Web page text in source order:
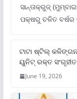
ସାନ୍ତାକ୍ରୁଜ୍
ପକ୍ଷରୁ ଚଳିତ ବର୍ଷର
ଟାଟା ଷ୍ଟିଲ୍‌
ୟୁନିଟ୍‌ ରକ୍ତ ସଂଗୃହୀତ
June 19, 2026